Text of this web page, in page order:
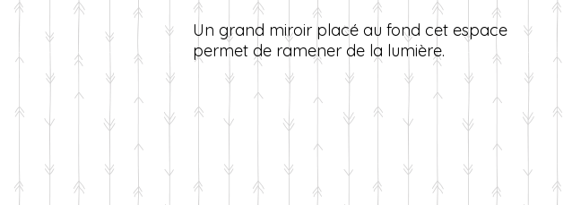
Un grand miroir placé au fond cet espace
permet de ramener de la lumière.